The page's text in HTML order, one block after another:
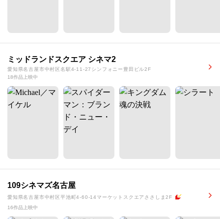
ミッドランドスクエア シネマ2
愛知県名古屋市中村区名駅4-11-27シンフォニー豊田ビル2F
18作品上映中
109シネマズ名古屋
愛知県名古屋市中村区平池町4-60-14マーケットスクエアささしま2F
16作品上映中